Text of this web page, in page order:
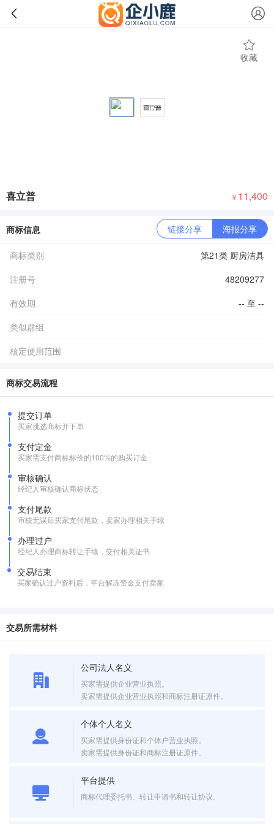
收藏
喜立普 ￥ 11,400
商标信息 链接分享 海报分享
商标类别
第21类 厨房洁具
注册号
48209277
有效期
-- 至 --
类似群组
核定使用范围
商标交易流程
提交订单
买家挑选商标并下单
支付定金
买家需支付商标标价的100%的购买订金
审核确认
经纪人审核确认商标状态
支付尾款
审核无误后买家支付尾款，卖家办理相关手续
办理过户
经纪人办理商标转让手续，交付相关证书
交易结束
买家确认过户资料后，平台解冻资金支付卖家
交易所需材料
公司法人名义
买家需提供企业营业执照。
卖家需提供企业营业执照和商标注册证原件。
个体个人名义
买家需提供身份证和个体户营业执照。
卖家需提供身份证和商标注册证原件。
平台提供
商标代理委托书、转让申请书和转让协议。